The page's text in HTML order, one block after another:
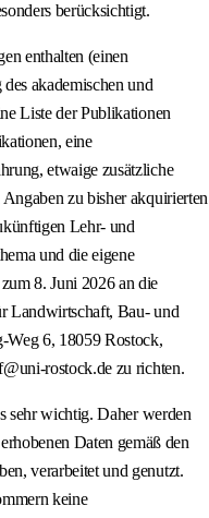
berücksichtigt.
enthalten (einen
akademischen und
Liste der Publikationen
eine
etwaige zusätzliche
zu bisher akquirierten
Lehr- und
und die eigene
8. Juni 2026 an die
Landwirtschaft, Bau- und
Weg 6, 18059 Rostock,
rostock.de zu richten.
sehr wichtig. Daher werden
Daten gemäß den
verarbeitet und genutzt.
keine